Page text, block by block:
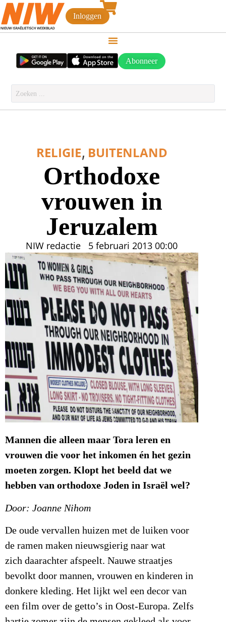
Inloggen
Abonneer
RELIGIE, BUITENLAND
Orthodoxe
vrouwen in
Jeruzalem
NIW redactie 5 februari 2013 00:00
Mannen die alleen maar Tora leren en
vrouwen die voor het inkomen én het gezin
moeten zorgen. Klopt het beeld dat we
hebben van orthodoxe Joden in Israël wel?
Door: Joanne Nihom
De oude vervallen huizen met de luiken voor
de ramen maken nieuwsgierig naar wat
zich daarachter afspeelt. Nauwe straatjes
bevolkt door mannen, vrouwen en kinderen in
donkere kleding. Het lijkt wel een decor van
een film over de getto’s in Oost-Europa. Zelfs